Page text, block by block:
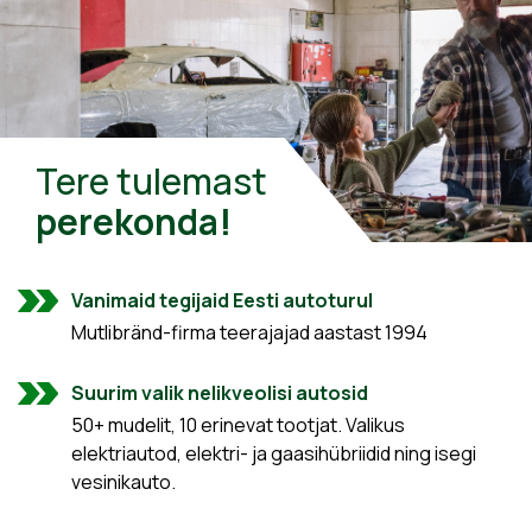
Tere tulemast
perekonda!
Vanimaid tegijaid Eesti autoturul
Mutlibränd-firma teerajajad aastast 1994
Suurim valik nelikveolisi autosid
50+ mudelit, 10 erinevat tootjat. Valikus
elektriautod, elektri- ja gaasihübriidid ning isegi
vesinikauto.